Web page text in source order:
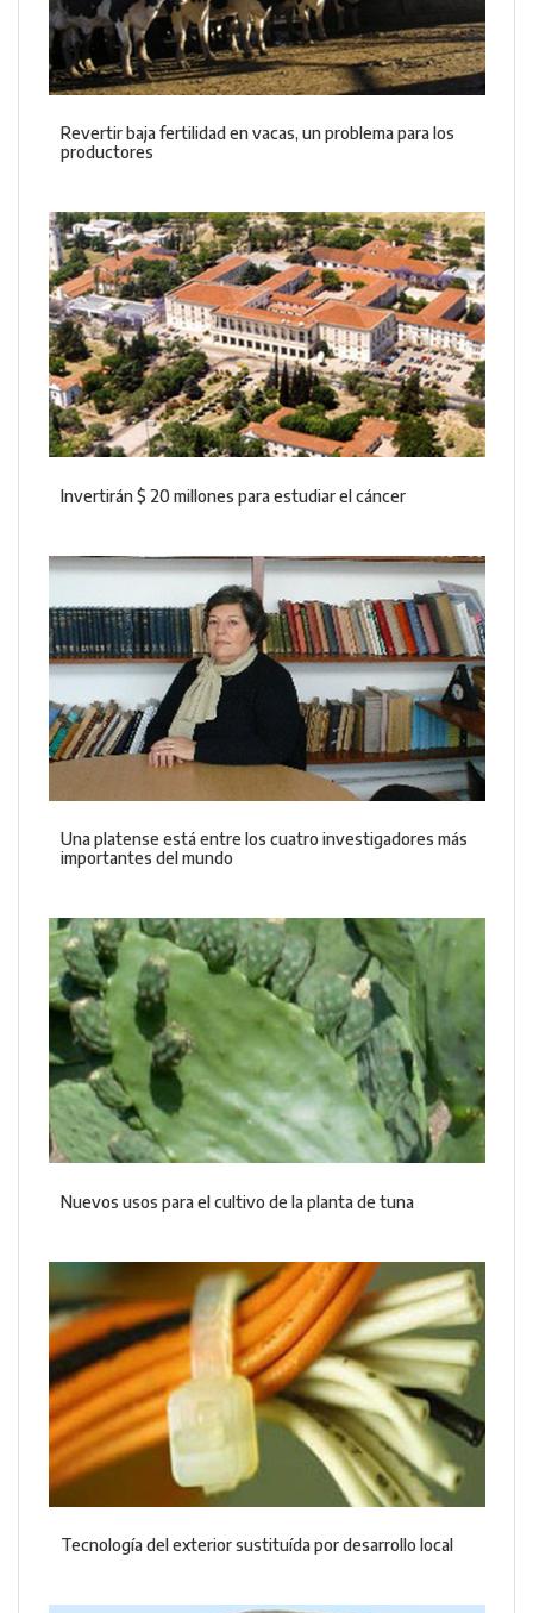
Revertir baja fertilidad en vacas, un problema para los
productores
Invertirán $ 20 millones para estudiar el cáncer
Una platense está entre los cuatro investigadores más
importantes del mundo
Nuevos usos para el cultivo de la planta de tuna
Tecnología del exterior sustituída por desarrollo local